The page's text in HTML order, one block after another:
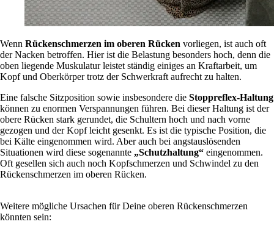
Wenn Rückenschmerzen im oberen Rücken vorliegen, ist auch oft
der Nacken betroffen. Hier ist die Belastung besonders hoch, denn die
oben liegende Muskulatur leistet ständig einiges an Kraftarbeit, um
Kopf und Oberkörper trotz der Schwerkraft aufrecht zu halten.
Eine falsche Sitzposition sowie insbesondere die Stoppreflex-Haltung
können zu enormen Verspannungen führen. Bei dieser Haltung ist der
obere Rücken stark gerundet, die Schultern hoch und nach vorne
gezogen und der Kopf leicht gesenkt. Es ist die typische Position, die
bei Kälte eingenommen wird. Aber auch bei angstauslösenden
Situationen wird diese sogenannte „Schutzhaltung“ eingenommen.
Oft gesellen sich auch noch Kopfschmerzen und Schwindel zu den
Rückenschmerzen im oberen Rücken.
Weitere mögliche Ursachen für Deine oberen Rückenschmerzen
könnten sein: